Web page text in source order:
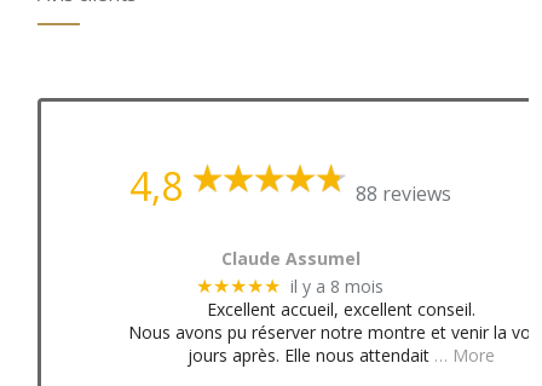
4,8 88 reviews
Claude Assumel
★★★★★ il y a 8 mois
Excellent accueil, excellent conseil.
Nous avons pu réserver notre montre et venir la
jours après. Elle nous attendait … More